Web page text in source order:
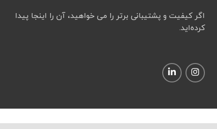
اگر کیفیت و پشتیبانی برتر را می خواهید، آن را اینجا پیدا
کرده‌اید.